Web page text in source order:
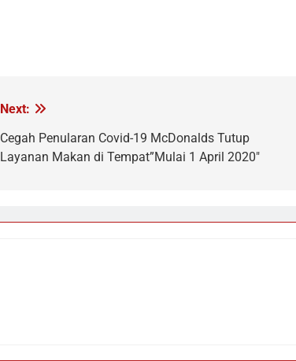
Next:
Cegah Penularan Covid-19 McDonalds Tutup
Layanan Makan di Tempat”Mulai 1 April 2020″